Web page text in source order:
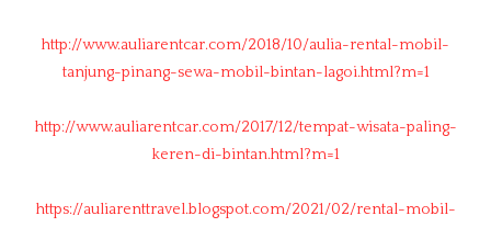
http://www.auliarentcar.com/2018/10/aulia-rental-mobil-
tanjung-pinang-sewa-mobil-bintan-lagoi.html?m=1
http://www.auliarentcar.com/2017/12/tempat-wisata-paling-
keren-di-bintan.html?m=1
https://auliarenttravel.blogspot.com/2021/02/rental-mobil-